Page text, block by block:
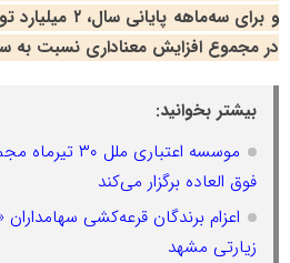
و برای سه‌ماهه
در مجموع افزایش معناداری نسبت
بیشتر بخوانید:
موسسه اعتباری
فوق العاده برگزار می‌کند
اعزام برندگان قرعه‌کشی
زیارتی مشهد